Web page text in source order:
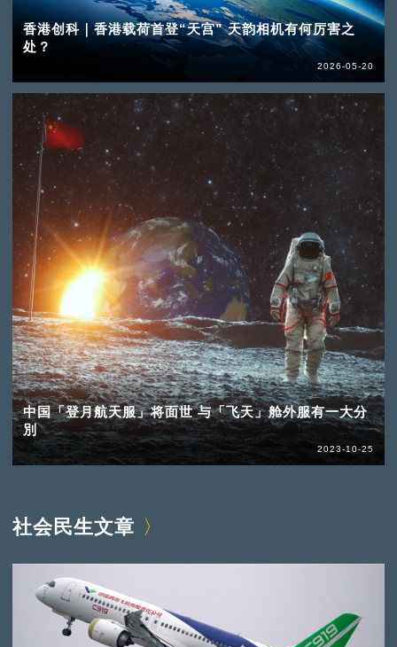
香港创科｜香港载荷首登“天宫” 天韵相机有何厉害之
处？
2026-05-20
中国「登月航天服」将面世 与「飞天」舱外服有一大分
別
2023-10-25
社会民生文章